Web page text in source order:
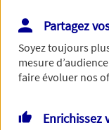
Vous disposez de
plus d’informations,
Partagez
Soyez toujours
mesure
faire évoluer nos
Enrichissez